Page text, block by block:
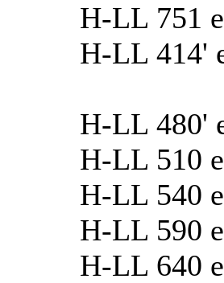
H-LL 751
H-LL 414'
H-LL 480'
H-LL 510
H-LL 540
H-LL 590
H-LL 640